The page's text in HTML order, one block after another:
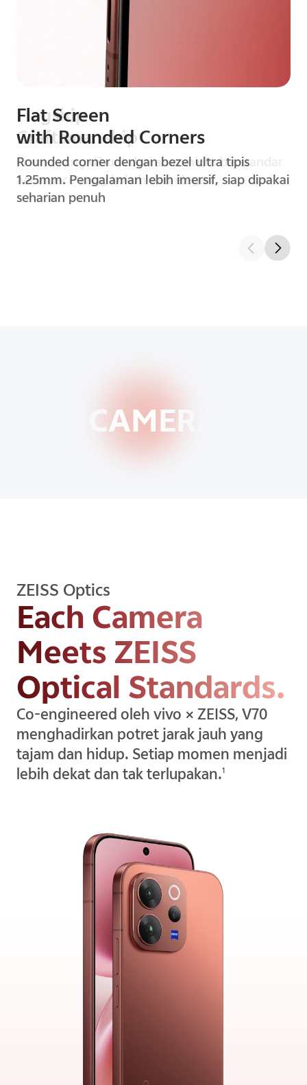
Flagship
Craftsmanship
Frame yang dibuat dari aluminium berstandar
aerospace yang kokoh dan elegan.
CAMERA
ZEISS Optics
Each Camera
Meets ZEISS
Optical Standards.
Co-engineered oleh vivo × ZEISS, V70
menghadirkan potret jarak jauh yang
tajam dan hidup. Setiap momen menjadi
lebih dekat dan tak terlupakan.1